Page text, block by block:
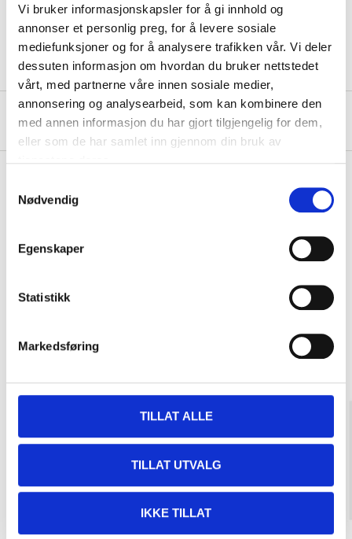
Vi bruker informasjonskapsler for å gi innhold og
annonser et personlig preg, for å levere sosiale
mediefunksjoner og for å analysere trafikken vår. Vi deler
dessuten informasjon om hvordan du bruker nettstedet
vårt, med partnerne våre innen sosiale medier,
annonsering og analysearbeid, som kan kombinere den
med annen informasjon du har gjort tilgjengelig for dem,
eller som de har samlet inn gjennom din bruk av
Nødvendig
Egenskaper
Statistikk
Markedsføring
TILLAT ALLE
TILLAT UTVALG
IKKE TILLAT
doors. Screw included.
About the manufacturer
Other customers also bought